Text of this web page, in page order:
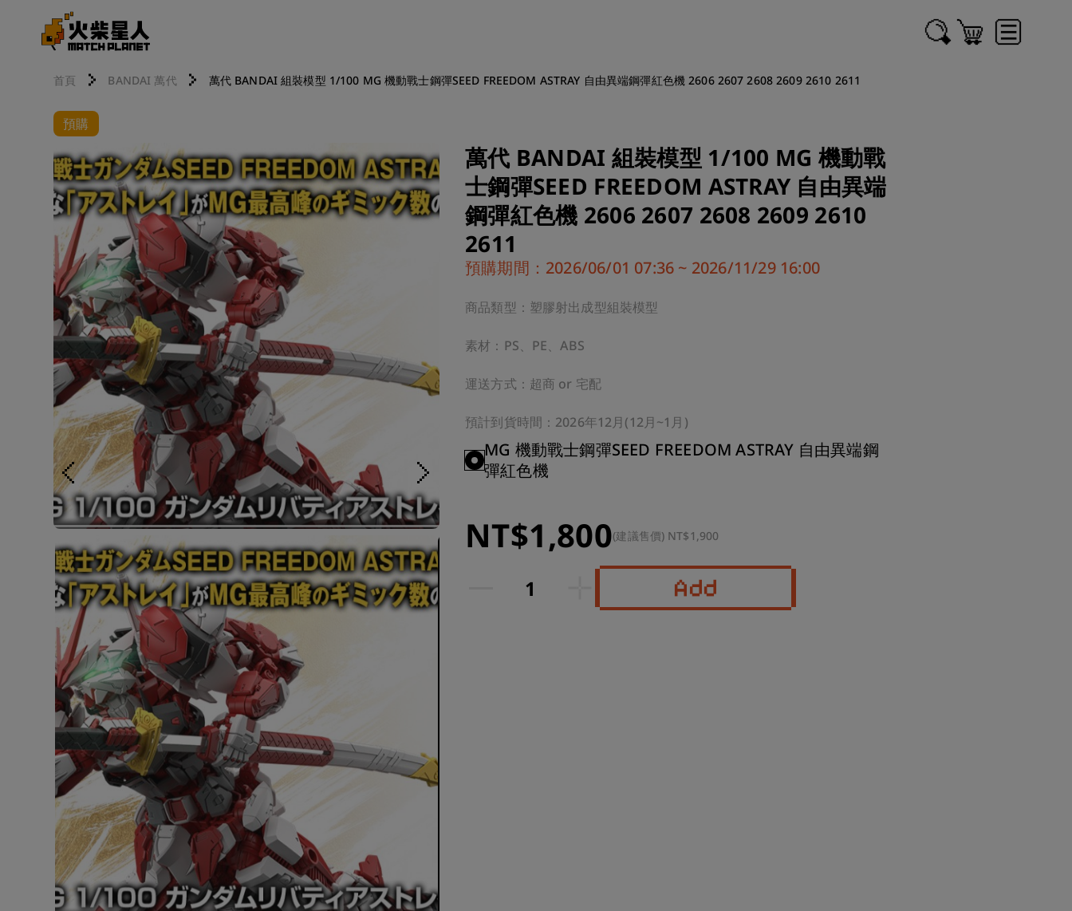
首頁 BANDAI 萬代 萬代 BANDAI 組裝模型 1/100 MG 機動戰士鋼彈SEED FREEDOM ASTRAY 自由異端鋼彈紅色機 2606 2607 2608 2609 2610 2611
預購
萬代 BANDAI 組裝模型 1/100 MG 機動戰
士鋼彈SEED FREEDOM ASTRAY 自由異端
鋼彈紅色機 2606 2607 2608 2609 2610
2611
預購期間：2026/06/01 07:36 ~ 2026/11/29 16:00
商品類型：塑膠射出成型組裝模型
素材：PS、PE、ABS
運送方式：超商 or 宅配
預計到貨時間：2026年12月(12月~1月)
MG 機動戰士鋼彈SEED FREEDOM ASTRAY 自由異端鋼
彈紅色機
NT$1,800(建議售價) NT$1,900
Add